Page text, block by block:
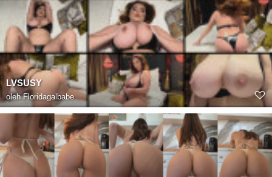
LVSUSY
olehFloridagalbabe